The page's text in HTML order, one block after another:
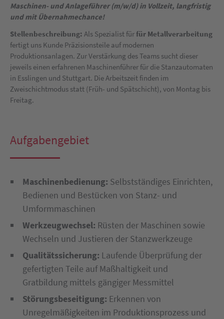
Maschinen- und Anlageführer (m/w/d) in Vollzeit, langfristig
und mit Übernahmechance!
Stellenbeschreibung: Als Spezialist fürfür Metallverarbeitung
fertigt uns Kunde Präzisionsteile auf modernen
Produktionsanlagen. Zur Verstärkung des Teams sucht dieser
jeweils einen erfahrenen Maschinenführer für die Stanzautomaten
in Esslingen und Stuttgart. Die Arbeitszeit finden im
Zweischichtmodus statt (Früh- und Spätschicht), von Montag bis
Freitag.
Aufgabengebiet
Maschinenbedienung: Selbstständiges Einrichten,
Bedienen und Bestücken von Stanz- und
Umformmaschinen
Werkzeugwechsel: Rüsten der Maschinen sowie
Wechseln und Justieren der Stanzwerkzeuge
Qualitätssicherung: Laufende Überprüfung der
gefertigten Teile auf Maßhaltigkeit und
Gratbildung mittels gängiger Messmittel
Störungsbeseitigung: Erkennen von
Unregelmäßigkeiten im Produktionsprozess und